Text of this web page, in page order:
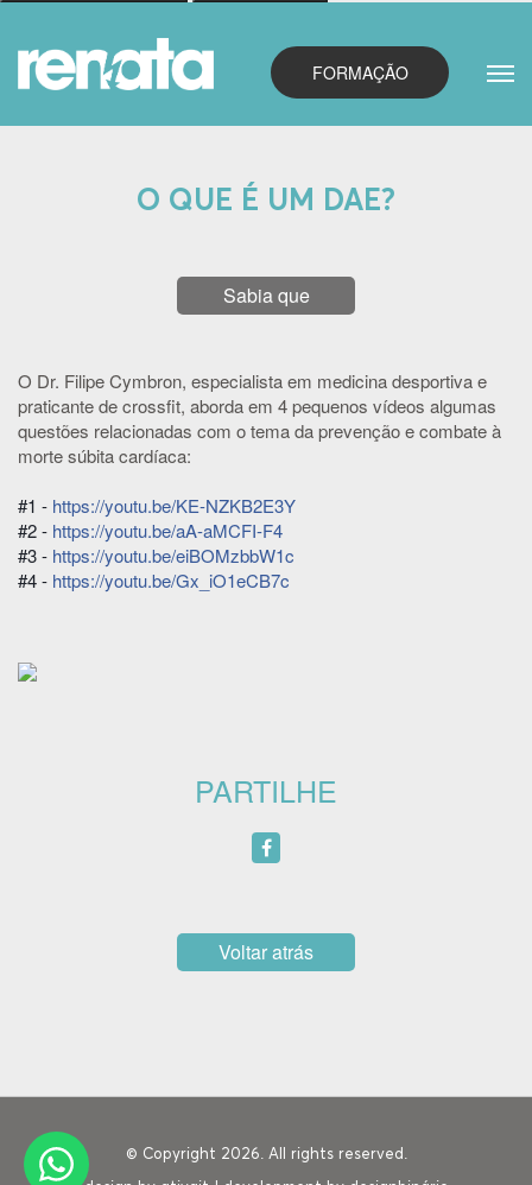
FORMAÇÃO
O QUE É UM DAE?
Sabia que
O Dr. Filipe Cymbron, especialista em medicina desportiva e
praticante de crossfit, aborda em 4 pequenos vídeos algumas
questões relacionadas com o tema da prevenção e combate à
morte súbita cardíaca:
#1 - https://youtu.be/KE-NZKB2E3Y
#2 - https://youtu.be/aA-aMCFI-F4
#3 - https://youtu.be/eiBOMzbbW1c
#4 - https://youtu.be/Gx_iO1eCB7c
PARTILHE
Voltar atrás
© Copyright 2026. All rights reserved.